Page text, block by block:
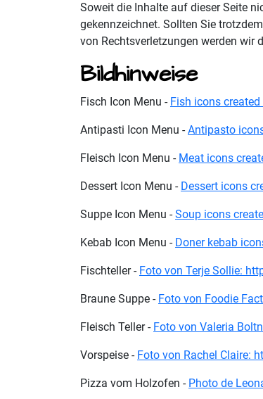
Soweit die Inhalte auf dieser Seite
gekennzeichnet. Sollten Sie
von Rechtsverletzungen werden wir
Bildhinweise
Fisch Icon Menu - Fish icons
Antipasti Icon Menu -Antipasto
Fleisch Icon Menu - Meat icons
Dessert Icon Menu - Dessert icons
Suppe Icon Menu -Soup icons
Kebab Icon Menu - Doner kebab
Fischteller - Foto von Terje Sollie:
Braune Suppe - Foto von Foodie
Fleisch Teller - Foto von Valeria
Vorspeise - Foto von Rachel Claire:
Pizza vom Holzofen - Photo de